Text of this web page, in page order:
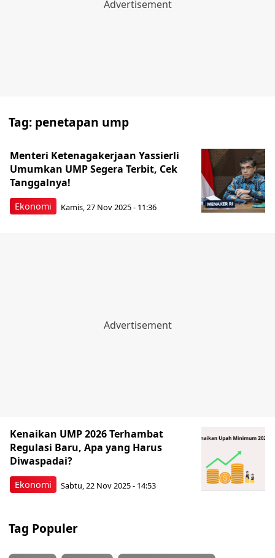
Tag: penetapan ump
Ekonomi
Menteri Ketenagakerjaan Yassierli
Umumkan UMP Segera Terbit, Cek
Tanggalnya!
Kamis, 27 Nov 2025 - 11:36
Ekonomi
Kenaikan UMP 2026 Terhambat
Regulasi Baru, Apa yang Harus
Diwaspadai?
Sabtu, 22 Nov 2025 - 14:53
Tag Populer